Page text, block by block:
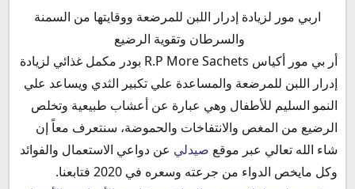
مكونات أر بي مور ‎ R.P More
دواعي استعمال أر بي مور R.P More
فوائد أكياس أر بي مور بودر R.P More للأم المرضعة
فوائد أر بي مور للطفل الرضيع
الأعراض الجانبية لتناول أربي مور R.P More Sachets
موانع استخدام أر بي مور R.P More
جرعة وطريقة استخدام أر بي مور R.P More
سعر دواء أر بي مور أكياس R.P More Sachets في مصر 2020
اربي مور لزيادة إدرار اللبن للمرضعة ووقايتها من السمنة
والسرطان وتقوية الرضيع
أر بي مور أكياس R.P More Sachets بودر مكمل غذائي لزيادة
إدرار اللبن للمرضعة والمساعدة علي تكبير الثدي ويساعد علي
النمو السليم للأطفال وهي عبارة عن أعشاب طبيعية وتخلص
الرضيع من المغص والانتفاخات والحموضة، سنتعرف معاً إن
شاء الله تعالي عبر موقع صيدلي عن دواعي الاستعمال والفوائد
وكل مايخص الدواء من جرعته وسعره في 2020 فتابعنا.